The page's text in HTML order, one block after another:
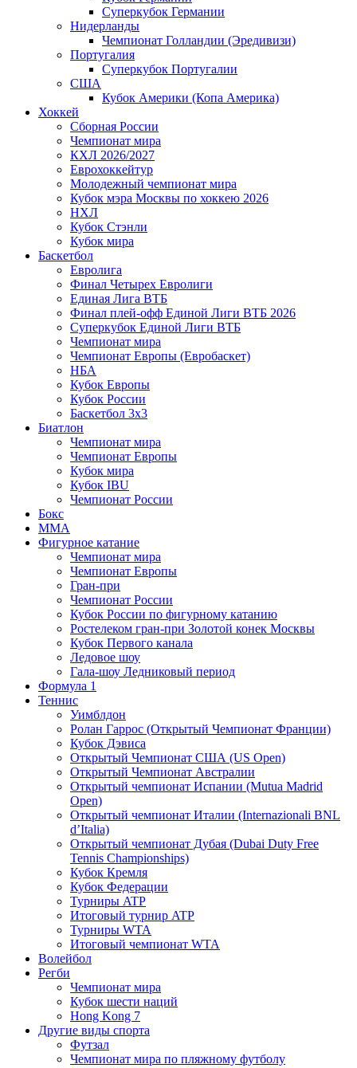
Суперкубок Германии
Нидерланды
Чемпионат Голландии (Эредивизи)
Португалия
Суперкубок Португалии
США
Кубок Америки (Копа Америка)
Хоккей
Сборная России
Чемпионат мира
КХЛ 2026/2027
Еврохоккейтур
Молодежный чемпионат мира
Кубок мэра Москвы по хоккею 2026
НХЛ
Кубок Стэнли
Кубок мира
Баскетбол
Евролига
Финал Четырех Евролиги
Единая Лига ВТБ
Финал плей-офф Единой Лиги ВТБ 2026
Суперкубок Единой Лиги ВТБ
Чемпионат мира
Чемпионат Европы (Евробаскет)
НБА
Кубок Европы
Кубок России
Баскетбол 3х3
Биатлон
Чемпионат мира
Чемпионат Европы
Кубок мира
Кубок IBU
Чемпионат России
Бокс
MMA
Фигурное катание
Чемпионат мира
Чемпионат Европы
Гран-при
Чемпионат России
Кубок России по фигурному катанию
Ростелеком гран-при Золотой конек Москвы
Кубок Первого канала
Ледовое шоу
Гала-шоу Ледниковый период
Формула 1
Теннис
Уимблдон
Ролан Гаррос (Открытый Чемпионат Франции)
Кубок Дэвиса
Открытый Чемпионат США (US Open)
Открытый Чемпионат Австралии
Открытый чемпионат Испании (Mutua Madrid
Open)
Открытый чемпионат Италии (Internazionali BNL
d’Italia)
Открытый чемпионат Дубая (Dubai Duty Free
Tennis Championships)
Кубок Кремля
Кубок Федерации
Турниры ATP
Итоговый турнир ATP
Турниры WTA
Итоговый чемпионат WTA
Волейбол
Регби
Чемпионат мира
Кубок шести наций
Hong Kong 7
Другие виды спорта
Футзал
Чемпионат мира по пляжному футболу